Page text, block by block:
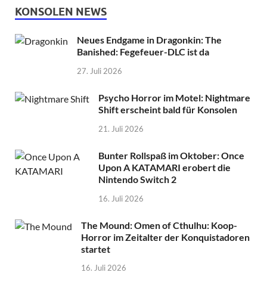
KONSOLEN NEWS
Neues Endgame in Dragonkin: The
Banished: Fegefeuer-DLC ist da
27. Juli 2026
Psycho Horror im Motel: Nightmare
Shift erscheint bald für Konsolen
21. Juli 2026
Bunter Rollspaß im Oktober: Once
Upon A KATAMARI erobert die
Nintendo Switch 2
16. Juli 2026
The Mound: Omen of Cthulhu: Koop-
Horror im Zeitalter der Konquistadoren
startet
16. Juli 2026